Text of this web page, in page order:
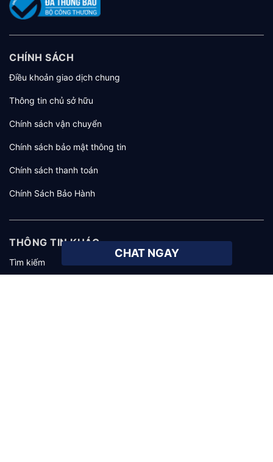
CHAT NGAY
CHÍNH SÁCH
Điều khoản giao dịch chung
Thông tin chủ sở hữu
Chính sách vận chuyển
Chính sách bảo mật thông tin
Chính sách thanh toán
Chính Sách Bảo Hành
THÔNG TIN KHÁC
Tìm kiếm